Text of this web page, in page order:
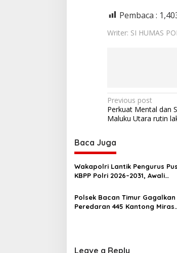
Pembaca :
Writer: SI HUMAS
P
o
t
n
a
i
t
Previous post
Perkuat Mental dan
Maluku Utara rutin
Baca Juga
Wakapolri Lantik Pengurus
KBPP Polri 2026–2031, Awali
Polsek Bacan Timur Gagalkan
Peredaran 445 Kantong Miras
Leave a Reply